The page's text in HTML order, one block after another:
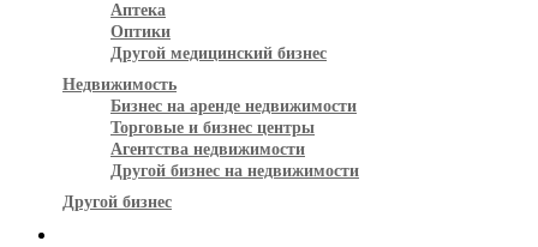
Аптека
Оптики
Другой медицинский бизнес
Недвижимость
Бизнес на аренде недвижимости
Торговые и бизнес центры
Агентства недвижимости
Другой бизнес на недвижимости
Другой бизнес